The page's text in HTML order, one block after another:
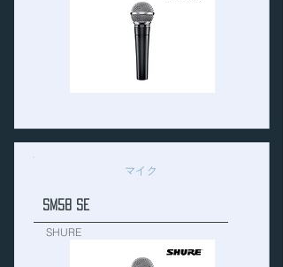
マイク
SM58 SE
SHURE